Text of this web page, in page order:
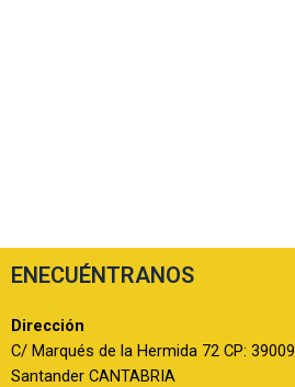
ENECUÉNTRANOS
Dirección
C/ Marqués de la Hermida 72 CP: 39009
Santander CANTABRIA